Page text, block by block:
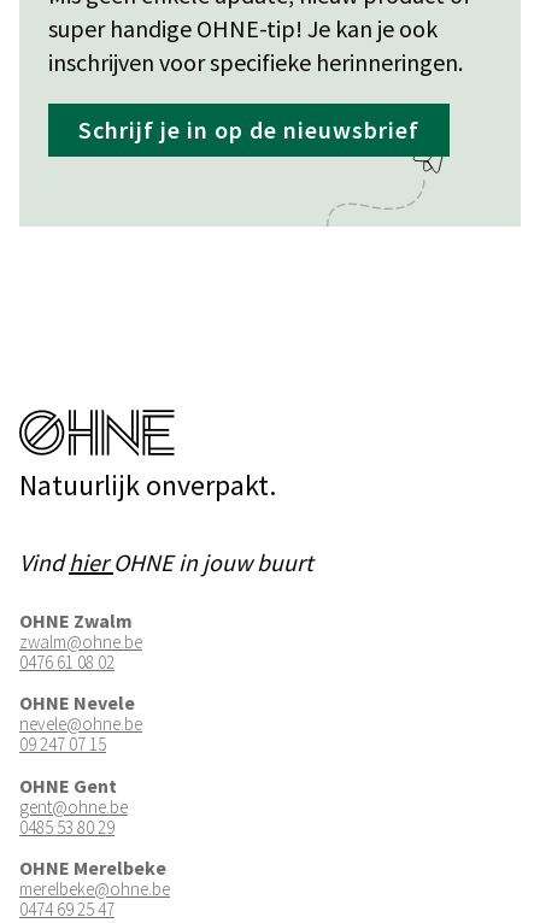
super handige OHNE-tip! Je kan je ook
inschrijven voor specifieke herinneringen.
Schrijf je in op de nieuwsbrief
Natuurlijk onverpakt.
VindhierOHNE in jouw buurt
OHNE Zwalm
zwalm@ohne.be
0476 61 08 02
OHNE Nevele
nevele@ohne.be
09 247 07 15
OHNE Gent
gent@ohne.be
0485 53 80 29
OHNE Merelbeke
merelbeke@ohne.be
0474 69 25 47